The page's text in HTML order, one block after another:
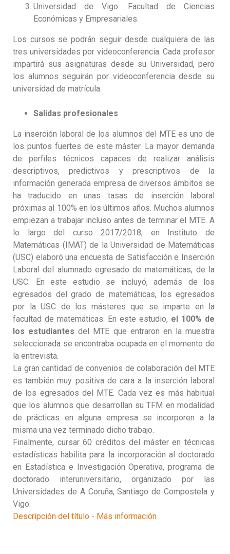
Universidad de Vigo. Facultad de Ciencias
Económicas y Empresariales.
Los cursos se podrán seguir desde cualquiera de las
tres universidades por videoconferencia. Cada profesor
impartirá sus asignaturas desde su Universidad, pero
los alumnos seguirán por videoconferencia desde su
universidad de matrícula.
Salidas profesionales
La inserción laboral de los alumnos del MTE es uno de
los puntos fuertes de este máster. La mayor demanda
de perfiles técnicos capaces de realizar análisis
descriptivos, predictivos y prescriptivos de la
información generada empresa de diversos ámbitos se
ha traducido en unas tasas de inserción laboral
próximas al 100% en los últimos años. Muchos alumnos
empiezan a trabajar incluso antes de terminar el MTE. A
lo largo del curso 2017/2018, en Instituto de
Matemáticas (IMAT) de la Universidad de Matemáticas
(USC) elaboró una encuesta de Satisfacción e Inserción
Laboral del alumnado egresado de matemáticas, de la
USC. En este estudio se incluyó, además de los
egresados del grado de matemáticas, los egresados
por la USC de los másteres que se imparte en la
facultad de matemáticas. En este estudio, el 100% de
los estudiantes del MTE que entraron en la muestra
seleccionada se encontraba ocupada en el momento de
la entrevista.
La gran cantidad de convenios de colaboración del MTE
es también muy positiva de cara a la inserción laboral
de los egresados del MTE. Cada vez es más habitual
que los alumnos que desarrollan su TFM en modalidad
de prácticas en alguna empresa se incorporen a la
misma una vez terminado dicho trabajo.
Finalmente, cursar 60 créditos del máster en técnicas
estadísticas habilita para la incorporación al doctorado
en Estadística e Investigación Operativa, programa de
doctorado interuniversitario, organizado por las
Universidades de A Coruña, Santiago de Compostela y
Vigo.
Descripción del título - Más información